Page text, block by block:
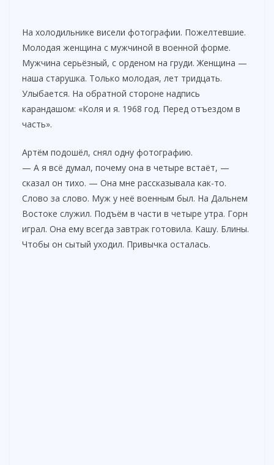
На холодильнике висели фотографии. Пожелтевшие.
Молодая женщина с мужчиной в военной форме.
Мужчина серьёзный, с орденом на груди. Женщина —
наша старушка. Только молодая, лет тридцать.
Улыбается. На обратной стороне надпись
карандашом: «Коля и я. 1968 год. Перед отъездом в
часть».
Артём подошёл, снял одну фотографию.
— А я всё думал, почему она в четыре встаёт, —
сказал он тихо. — Она мне рассказывала как-то.
Слово за слово. Муж у неё военным был. На Дальнем
Востоке служил. Подъём в части в четыре утра. Горн
играл. Она ему всегда завтрак готовила. Кашу. Блины.
Чтобы он сытый уходил. Привычка осталась.